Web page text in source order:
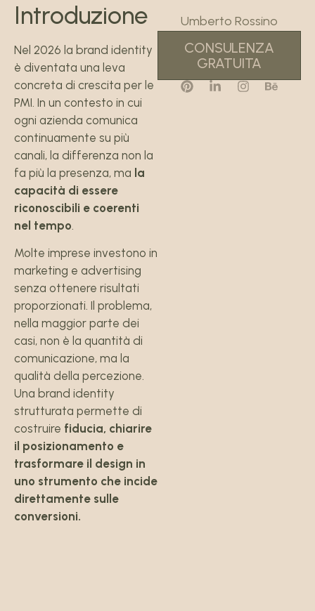
Introduzione
Nel 2026 la brand identity
è diventata una leva
concreta di crescita per le
PMI. In un contesto in cui
ogni azienda comunica
continuamente su più
canali, la differenza non la
fa più la presenza, ma la
capacità di essere
riconoscibili e coerenti
nel tempo.
Molte imprese investono in
marketing e advertising
senza ottenere risultati
proporzionati. Il problema,
nella maggior parte dei
casi, non è la quantità di
comunicazione, ma la
qualità della percezione.
Una brand identity
strutturata permette di
costruire fiducia, chiarire
il posizionamento e
trasformare il design in
uno strumento che incide
direttamente sulle
conversioni.
Umberto Rossino
CONSULENZA
GRATUITA